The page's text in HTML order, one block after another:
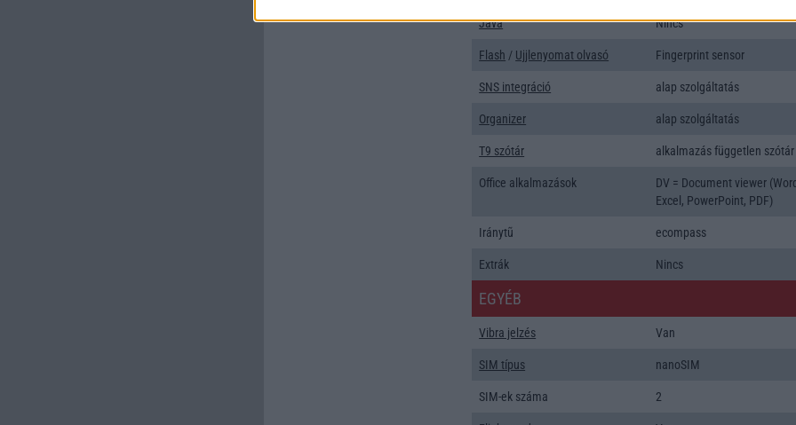
Java Nincs
Flash / Ujjlenyomat olvasó Fingerprint sensor
SNS integráció alap szolgáltatás
Organizer alap szolgáltatás
T9 szótár alkalmazás független szótár
Office alkalmazások
DV = Document viewer
Excel, PowerPoint, PDF)
Iránytũ ecompass
Extrák Nincs
EGYÉB
Vibra jelzés Van
SIM típus nanoSIM
SIM-ek száma 2